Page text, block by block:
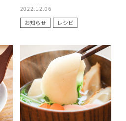
2022.12.06
お知らせ レシピ